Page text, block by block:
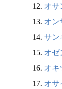
12. オサ
13. オン
14. サン
15. オゼ
16. オキ
17. オサ